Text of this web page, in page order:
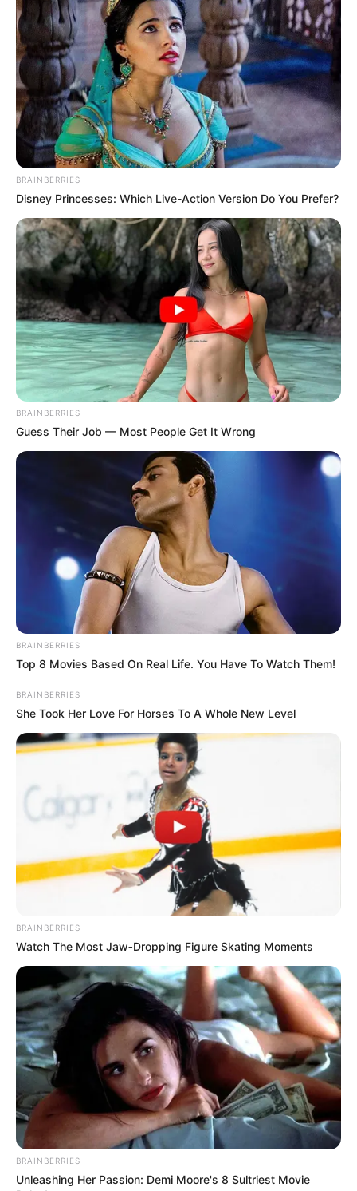
BRAINBERRIES
Disney Princesses: Which Live-Action Version Do You Prefer?
BRAINBERRIES
Guess Their Job — Most People Get It Wrong
BRAINBERRIES
Top 8 Movies Based On Real Life. You Have To Watch Them!
BRAINBERRIES
She Took Her Love For Horses To A Whole New Level
BRAINBERRIES
Watch The Most Jaw‑Dropping Figure Skating Moments
BRAINBERRIES
Unleashing Her Passion: Demi Moore's 8 Sultriest Movie